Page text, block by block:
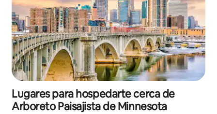
Lugares para hospedarte cerca de
Arboreto Paisajista de Minnesota